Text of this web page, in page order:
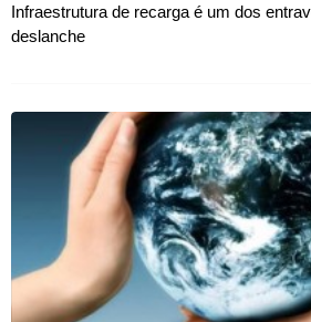
Infraestrutura de recarga é um dos
deslanche